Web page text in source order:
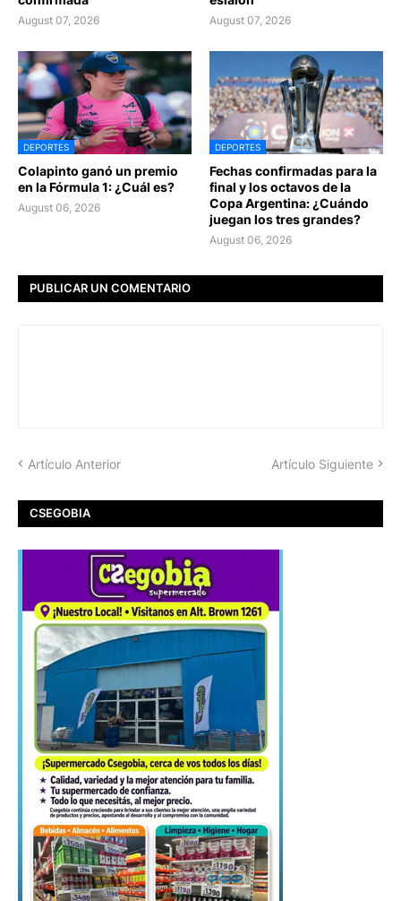
August 07, 2026 August 07, 2026
DEPORTES
Colapinto ganó un premio
en la Fórmula 1: ¿Cuál es?
August 06, 2026
DEPORTES
Fechas confirmadas para la
final y los octavos de la
Copa Argentina: ¿Cuándo
juegan los tres grandes?
August 06, 2026
PUBLICAR UN COMENTARIO
Artículo Anterior Artículo Siguiente
CSEGOBIA